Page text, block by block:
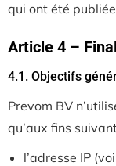
qui ont été
Article 4 –
4.1. Objectifs
Prevom BV
qu’aux fins
l’adresse IP